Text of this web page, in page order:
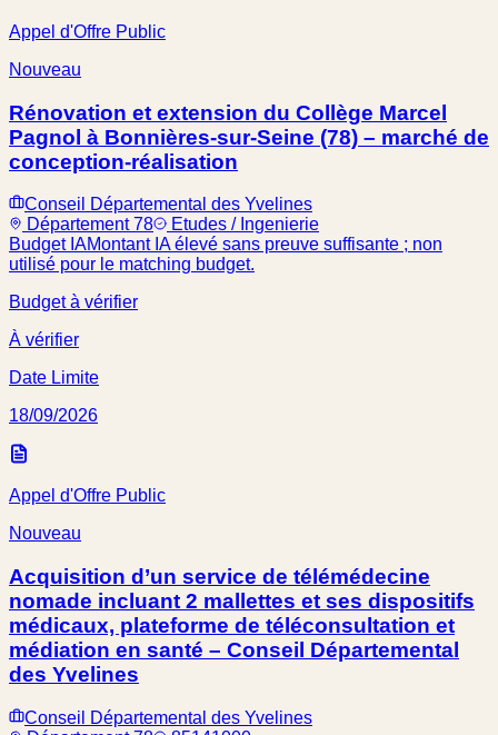
Appel d'Offre Public
Nouveau
Rénovation et extension du Collège Marcel
Pagnol à Bonnières-sur-Seine (78) – marché de
conception-réalisation
Conseil Départemental des Yvelines
Département 78
Etudes / Ingenierie
Budget IAMontant IA élevé sans preuve suffisante ; non
utilisé pour le matching budget.
Budget à vérifier
À vérifier
Date Limite
18/09/2026
Appel d'Offre Public
Nouveau
Acquisition d’un service de télémédecine
nomade incluant 2 mallettes et ses dispositifs
médicaux, plateforme de téléconsultation et
médiation en santé – Conseil Départemental
des Yvelines
Conseil Départemental des Yvelines